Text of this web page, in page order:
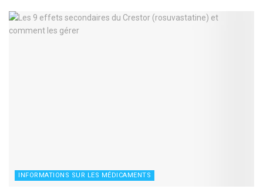
INFORMATIONS SUR LES MÉDICAMENTS